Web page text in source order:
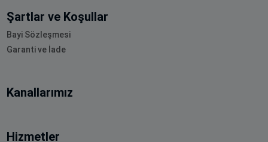
Şartlar ve Koşullar
Bayi Sözleşmesi
Garanti ve İade
Kanallarımız
Hizmetler